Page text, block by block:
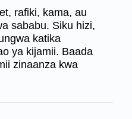
rafiki, kama, au
sababu. Siku hizi,
katika
ya kijamii. Baada
zinaanza kwa